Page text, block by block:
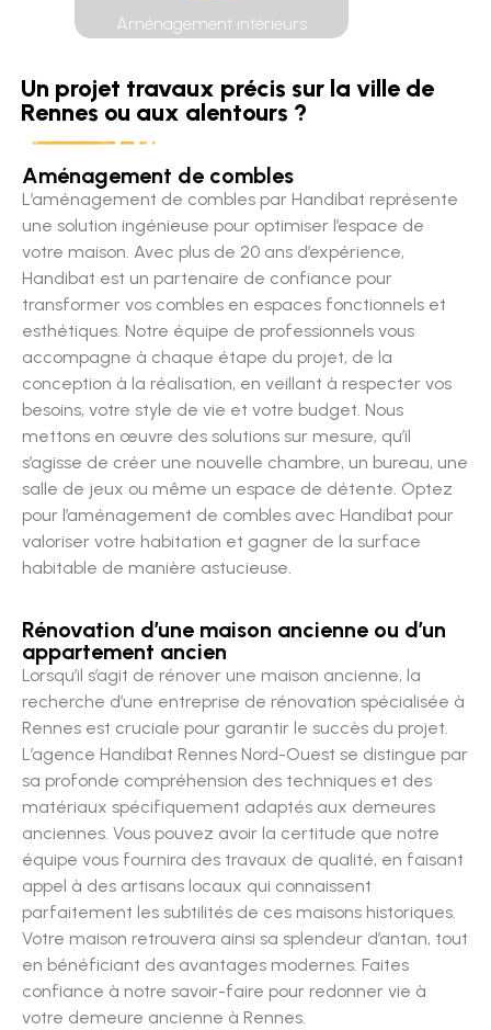
Aménagement intérieurs
Un projet travaux précis sur la ville de
Rennes ou aux alentours ?
Aménagement de combles
L’aménagement de combles par Handibat représente
une solution ingénieuse pour optimiser l’espace de
votre maison. Avec plus de 20 ans d’expérience,
Handibat est un partenaire de confiance pour
transformer vos combles en espaces fonctionnels et
esthétiques. Notre équipe de professionnels vous
accompagne à chaque étape du projet, de la
conception à la réalisation, en veillant à respecter vos
besoins, votre style de vie et votre budget. Nous
mettons en œuvre des solutions sur mesure, qu’il
s’agisse de créer une nouvelle chambre, un bureau, une
salle de jeux ou même un espace de détente. Optez
pour l’aménagement de combles avec Handibat pour
valoriser votre habitation et gagner de la surface
habitable de manière astucieuse.
Rénovation d’une maison ancienne ou d’un
appartement ancien
Lorsqu’il s’agit de rénover une maison ancienne, la
recherche d’une entreprise de rénovation spécialisée à
Rennes est cruciale pour garantir le succès du projet.
L’agence Handibat Rennes Nord-Ouest se distingue par
sa profonde compréhension des techniques et des
matériaux spécifiquement adaptés aux demeures
anciennes. Vous pouvez avoir la certitude que notre
équipe vous fournira des travaux de qualité, en faisant
appel à des artisans locaux qui connaissent
parfaitement les subtilités de ces maisons historiques.
Votre maison retrouvera ainsi sa splendeur d’antan, tout
en bénéficiant des avantages modernes. Faites
confiance à notre savoir-faire pour redonner vie à
votre demeure ancienne à Rennes.